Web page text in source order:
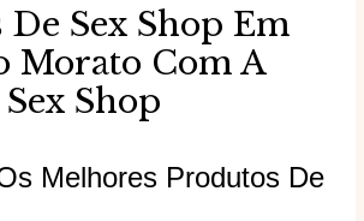
Sex Shop Em
Morato Com A
Shop
Melhores Produtos De